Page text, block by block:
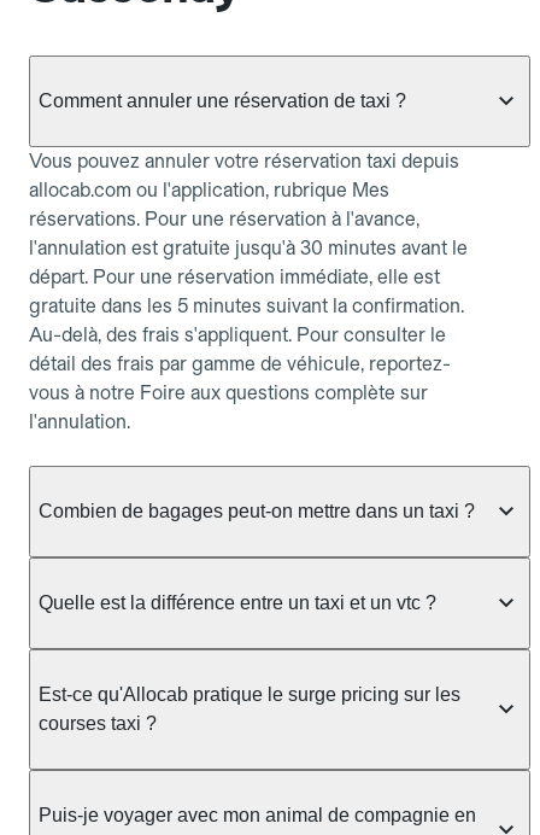
Comment annuler une réservation de taxi ?
Vous pouvez annuler votre réservation taxi depuis
allocab.com ou l'application, rubrique Mes
réservations. Pour une réservation à l'avance,
l'annulation est gratuite jusqu'à 30 minutes avant le
départ. Pour une réservation immédiate, elle est
gratuite dans les 5 minutes suivant la confirmation.
Au-delà, des frais s'appliquent. Pour consulter le
détail des frais par gamme de véhicule, reportez-
vous à notre Foire aux questions complète sur
l'annulation.
Combien de bagages peut-on mettre dans un taxi ?
taxi berline accueille en général jusqu'à 3 bagages
ou nombreux, précisez-le dans le champ "Message
au chauffeur" lors de la réservation. Le prix n'est
pas impacté par le nombre de bagages.
Quelle est la différence entre un taxi et un vtc ?
prendre en charge directement dans la rue, à une
station ou sur réservation, avec un tarif au
réservation et propose un prix fixe annoncé à
l'avance. Chez Allocab, réservez facilement votre
Est-ce qu'Allocab pratique le surge pricing sur les
courses taxi ?
réglementation préfectorale et suit un barème
Puis-je voyager avec mon animal de compagnie en